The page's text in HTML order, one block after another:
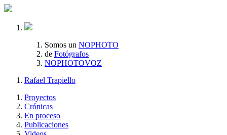
Somos un NOPHOTO
de Fotógrafos
NOPHOTOVOZ
Rafael Trapiello
Proyectos
Crónicas
En proceso
Publicaciones